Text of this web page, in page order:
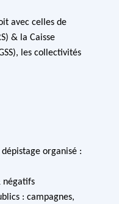
avec celles de
& la Caisse
les collectivités
organisé :
négatifs
: campagnes,